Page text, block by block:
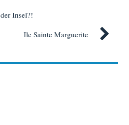
Insel?!
Ile Sainte Marguerite